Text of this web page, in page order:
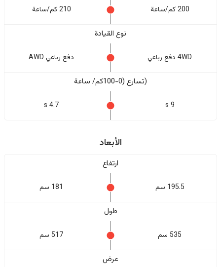
200 كم/ساعة 210 كم/ساعة
نوع القيادة
4WD دفع رباعي دفع رباعي AWD
(تسارع (0-100كم/ ساعة
9 s
4.7 s
الأبعاد
ارتفاع
195.5 سم 181 سم
طول
535 سم 517 سم
عرض